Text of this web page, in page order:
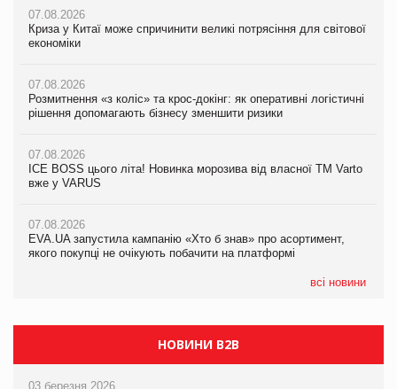
07.08.2026
Криза у Китаї може спричинити великі потрясіння для світової
економіки
07.08.2026
Розмитнення «з коліс» та крос-докінг: як оперативні логістичні
рішення допомагають бізнесу зменшити ризики
07.08.2026
ICE BOSS цього літа! Новинка морозива від власної ТМ Varto
вже у VARUS
07.08.2026
EVA.UA запустила кампанію «Хто б знав» про асортимент,
якого покупці не очікують побачити на платформі
всі новини
07.08.2026
Криза у Китаї може спричинити великі потрясіння для світової
економіки
07.08.2026
Розмитнення «з коліс» та крос-докінг: як оперативні логістичні
рішення допомагають бізнесу зменшити ризики
07.08.2026
ICE BOSS цього літа! Новинка морозива від власної ТМ Varto
вже у VARUS
07.08.2026
EVA.UA запустила кампанію «Хто б знав» про асортимент,
якого покупці не очікують побачити на платформі
07.08.2026
Криза у Китаї може спричинити великі потрясіння для світової
економіки
07.08.2026
Kraft Heinz скоротила збиток у першому півріччі
Продажі Hugo Boss впали на 9%
НОВИНИ B2B
03 березня 2026